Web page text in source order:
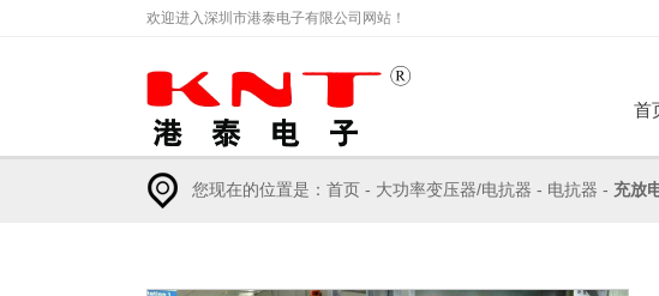
欢迎进入深圳市港泰电子有限公司网站！
首
公司简介
您现在的位置是： 首页 - 大功率变压器/电抗器 - 电抗器 - 充放